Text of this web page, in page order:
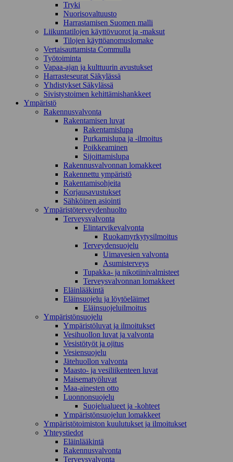
Tryki
Nuorisovaltuusto
Harrastamisen Suomen malli
Liikuntatilojen käyttövuorot ja -maksut
Tilojen käyttöanomuslomake
Vertaisauttamista Commulla
Työtoiminta
Vapaa-ajan ja kulttuurin avustukset
Harrasteseurat Säkylässä
Yhdistykset Säkylässä
Sivistystoimen kehittämishankkeet
Ympä­ristö
Rakennusvalvonta
Rakentamisen luvat
Rakentamislupa
Purkamislupa ja -ilmoitus
Poikkeaminen
Sijoittamislupa
Rakennusvalvonnan lomakkeet
Rakennettu ympäristö
Rakentamisohjeita
Korjausavustukset
Sähköinen asiointi
Ympäristöterveydenhuolto
Terveysvalvonta
Elintarvikevalvonta
Ruokamyrkytysilmoitus
Terveydensuojelu
Uimavesien valvonta
Asumisterveys
Tupakka- ja nikotiinivalmisteet
Terveysvalvonnan lomakkeet
Eläinlääkintä
Eläinsuojelu ja löytöeläimet
Eläinsuojeluilmoitus
Ympäristönsuojelu
Ympäristöluvat ja ilmoitukset
Vesihuollon luvat ja valvonta
Vesistötyöt ja ojitus
Vesiensuojelu
Jätehuollon valvonta
Maasto- ja vesiliikenteen luvat
Maisematyöluvat
Maa-ainesten otto
Luonnonsuojelu
Suojelualueet ja -kohteet
Ympäristönsuojelun lomakkeet
Ympäristötoimiston kuulutukset ja ilmoitukset
Yhteystiedot
Eläinlääkintä
Rakennusvalvonta
Terveysvalvonta